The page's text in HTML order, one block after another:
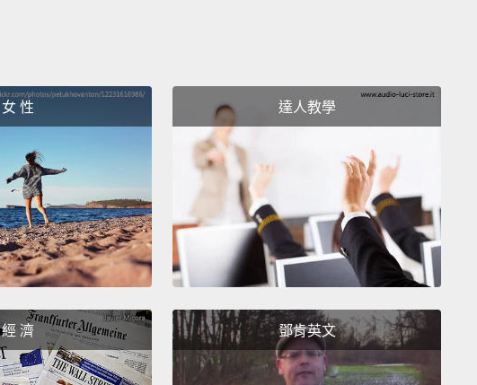
Stolen!
偷的!
This was the easiest one, actually. They could hardly
chase me without this baby.
事實上這個最好偷。他們沒這寶貝可追不上我。
噢我的天...你一定是在開玩笑吧!這...
Oh, careful. That's the propeller for a Cessna airplane. It's
女 性 達人教學
經 濟 鄧肯英文